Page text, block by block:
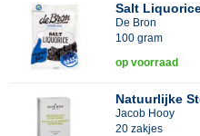
Salt
De Bron
100 gram
op voorraad
Natuurlijke
Jacob Hooy
20 zakjes